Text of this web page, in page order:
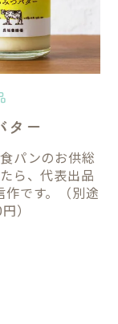
ター
パンのお供総
ら、代表出品
作です。（別途
）